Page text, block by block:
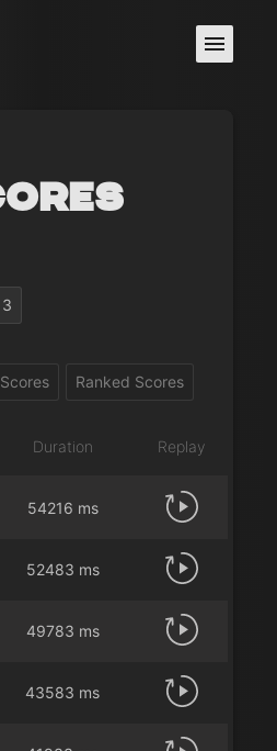
3
Ranked Scores
Duration Replay
54216 ms
52483 ms
49783 ms
43583 ms